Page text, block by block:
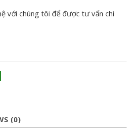
với chúng tôi để được tư vấn chi
(0)